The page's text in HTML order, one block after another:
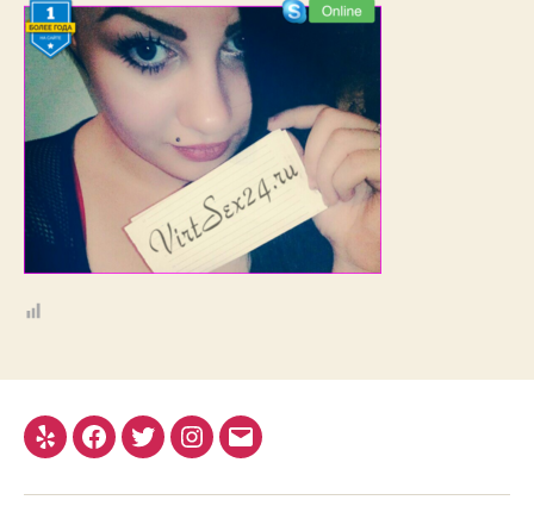
Yelp Facebook
TwitterInstagram
Email